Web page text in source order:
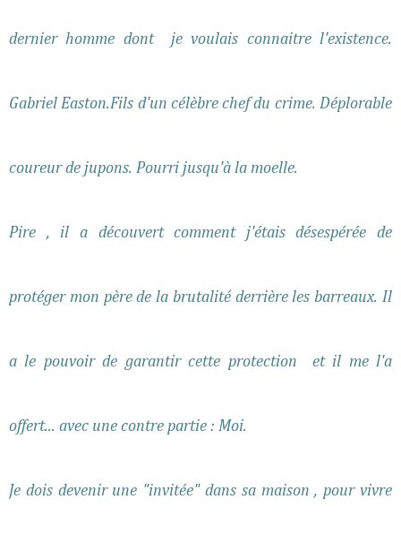
dernier homme dont je voulais connaitre l'existence.
Gabriel Easton.Fils d'un célèbre chef du crime. Déplorable
coureur de jupons. Pourri jusqu'à la moelle.
Pire , il a découvert comment j'étais désespérée de
protéger mon père de la brutalité derrière les barreaux. Il
a le pouvoir de garantir cette protection et il me l'a
offert... avec une contre partie : Moi.
Je dois devenir une "invitée" dans sa maison , pour vivre